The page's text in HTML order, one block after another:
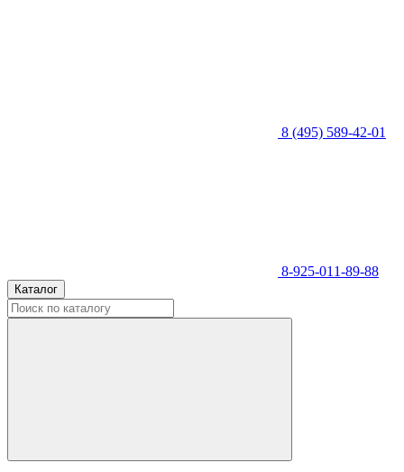
8 (495) 589-42-01
8-925-011-89-88
Каталог